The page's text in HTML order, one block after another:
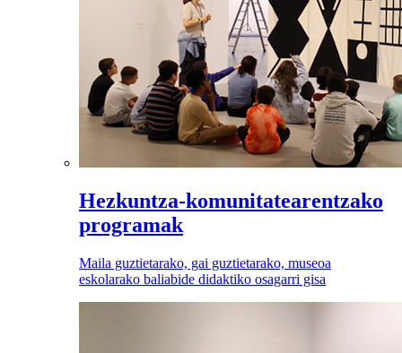
Hezkuntza-komunitatearentzako
programak
Maila guztietarako, gai guztietarako, museoa
eskolarako baliabide didaktiko osagarri gisa